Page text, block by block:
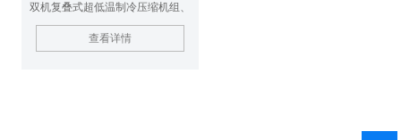
双机复叠式超低温制冷压缩机组、
国际零部件生产。不锈钢内胆、双
层保温、外型美观，其噪音及能耗
查看详情